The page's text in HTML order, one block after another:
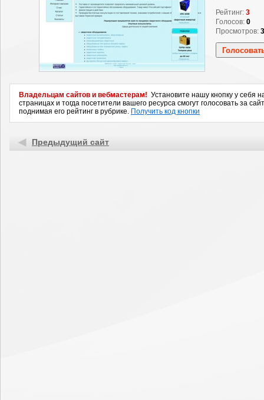
Рейтинг: 3
Голосов: 0
Просмотров:
Владельцам сайтов и вебмастерам! Установите нашу кнопку у себя
страницах и тогда посетители вашего ресурса смогут голосовать за
поднимая его рейтинг в рубрике. Получить код кнопки
Предыдущий сайт